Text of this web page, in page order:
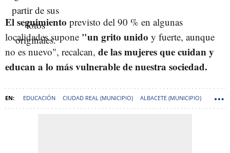
El seguimiento previsto del 90 % en algunas
localidades supone "un grito unido y fuerte, aunque
no es nuevo", recalcan, de las mujeres que cuidan y
educan a lo más vulnerable de nuestra sociedad.
EDUCACIÓN CIUDAD REAL (MUNICIPIO) ALBACETE (MUNICIPIO)